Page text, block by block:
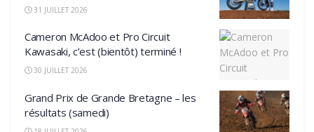
31 JUILLET 2026
Cameron McAdoo et Pro Circuit
Kawasaki, c’est (bientôt) terminé !
30 JUILLET 2026
Grand Prix de Grande Bretagne – les
résultats (samedi)